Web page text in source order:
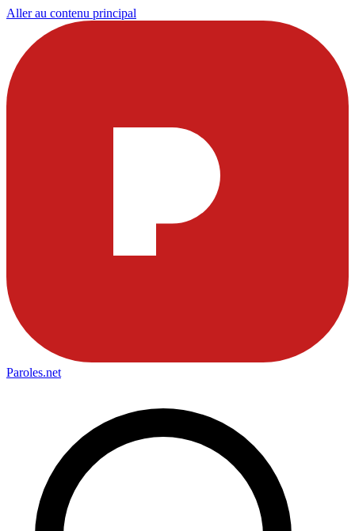
Aller au contenu principal
Paroles.net